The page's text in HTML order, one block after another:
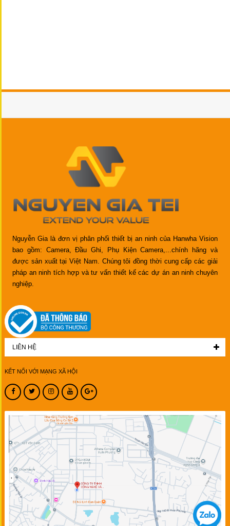
Nguyễn Gia là đơn vị phân phối thiết bị an ninh của Hanwha Vision
bao gồm: Camera, Đầu Ghi, Phụ Kiện Camera,...chính hãng và
được sản xuất tại Việt Nam. Chúng tôi đồng thời cung cấp các giải
pháp an ninh tích hợp và tư vấn thiết kế các dự án an ninh chuyên
nghiệp.
LIÊN HỆ
KẾT NỐI VỚI MẠNG XÃ HỘI